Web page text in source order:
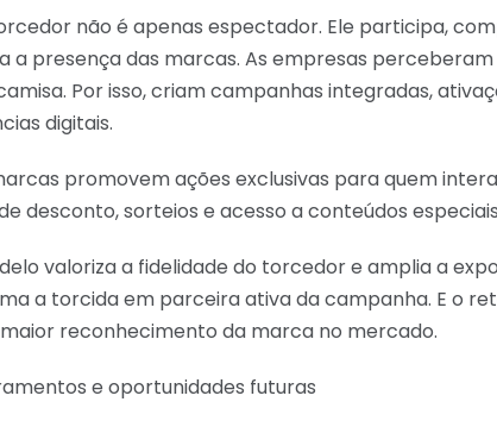
não é apenas espectador. Ele participa,
a presença das marcas. As empresas
Por isso, criam campanhas integradas,
digitais.
promovem ações exclusivas para quem
desconto, sorteios e acesso a conteúdos
valoriza a fidelidade do torcedor e amplia a
a torcida em parceira ativa da campanha. E o
reconhecimento da marca no mercado.
e oportunidades futuras